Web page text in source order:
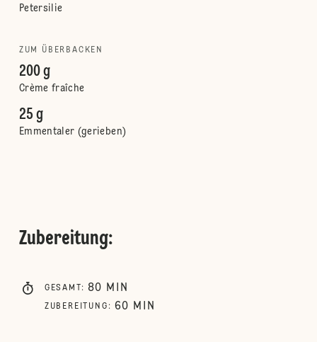
Petersilie
ZUM ÜBERBACKEN
200 g
Crème fraîche
25 g
Emmentaler (gerieben)
Zubereitung:
GESAMT : 80 MIN
ZUBEREITUNG : 60 MIN